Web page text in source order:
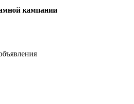
кампании